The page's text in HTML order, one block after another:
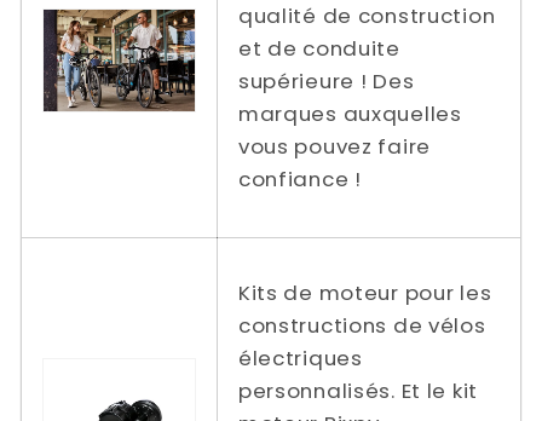
qualité de construction
et de conduite
supérieure ! Des
marques auxquelles
vous pouvez faire
confiance !
Kits de moteur pour les
constructions de vélos
électriques
personnalisés. Et le kit